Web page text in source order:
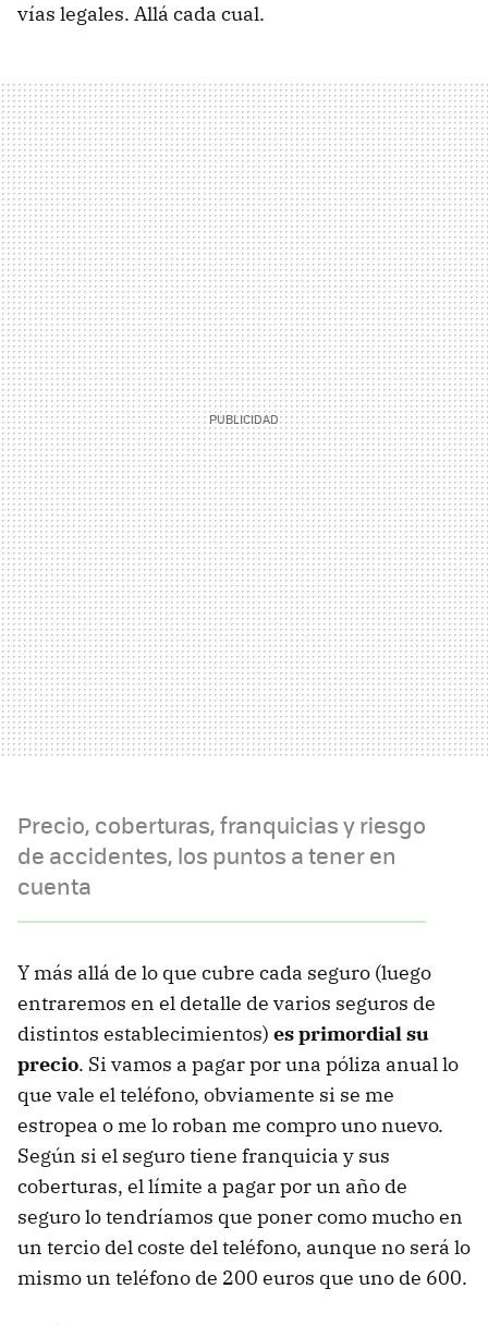
vías legales. Allá cada cual.
Precio, coberturas, franquicias y riesgo
de accidentes, los puntos a tener en
cuenta
Y más allá de lo que cubre cada seguro (luego
entraremos en el detalle de varios seguros de
distintos establecimientos) es primordial su
precio. Si vamos a pagar por una póliza anual lo
que vale el teléfono, obviamente si se me
estropea o me lo roban me compro uno nuevo.
Según si el seguro tiene franquicia y sus
coberturas, el límite a pagar por un año de
seguro lo tendríamos que poner como mucho en
un tercio del coste del teléfono, aunque no será lo
mismo un teléfono de 200 euros que uno de 600.